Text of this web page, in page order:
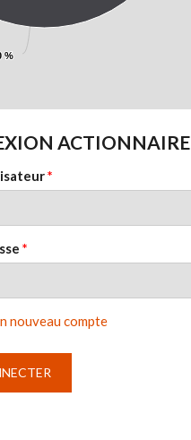
%
%
ACTIONNAIRE
*
*
nouveau compte